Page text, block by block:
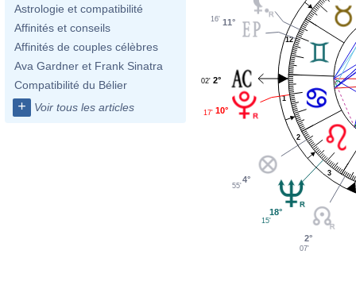
Astrologie et compatibilité
Affinités et conseils
Affinités de couples célèbres
Ava Gardner et Frank Sinatra
Compatibilité du Bélier
+ Voir tous les articles
1
2
3
12
11°
16'
2°
02'
10°
17'
4°
55'
18°
15'
2°
07'